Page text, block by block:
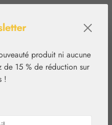
produit ni aucune
15 % de réduction sur
!